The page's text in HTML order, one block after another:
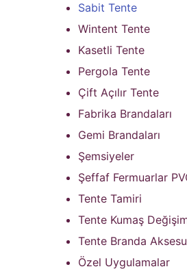
Sabit Tente
Wintent Tente
Kasetli Tente
Pergola Tente
Çift Açılır Tente
Fabrika Brandaları
Gemi Brandaları
Şemsiyeler
Şeffaf Fermuarlar
Tente Tamiri
Tente Kumaş
Tente Branda
Özel Uygulamalar